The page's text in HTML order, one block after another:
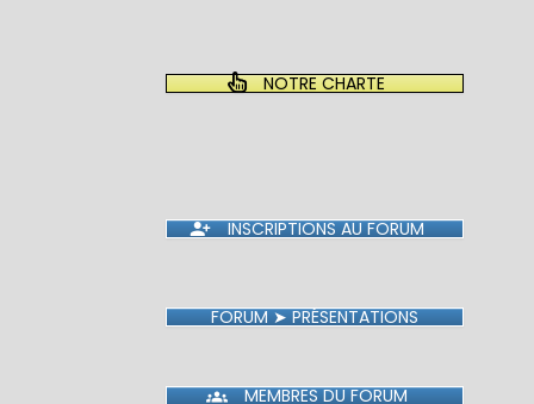
NOTRE CHARTE
INSCRIPTIONS AU FORUM
FORUM ➤ PRÉSENTATIONS
MEMBRES DU FORUM